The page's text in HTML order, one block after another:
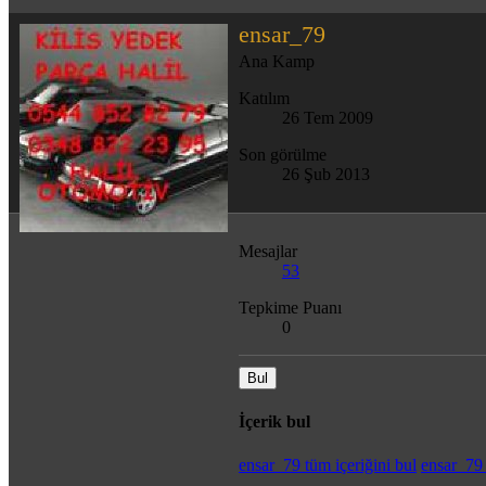
ensar_79
Ana Kamp
Katılım
26 Tem 2009
Son görülme
26 Şub 2013
Mesajlar
53
Tepkime Puanı
0
Bul
İçerik bul
ensar_79 tüm içeriğini bul